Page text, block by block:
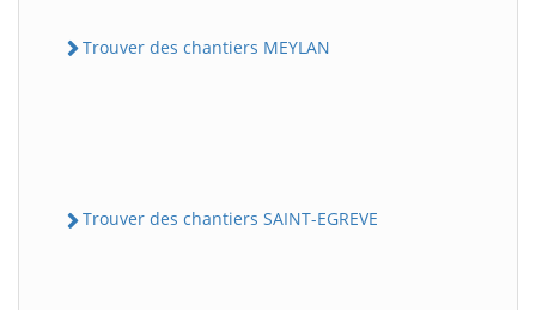
Trouver des chantiers MEYLAN
Trouver des chantiers SAINT-EGREVE